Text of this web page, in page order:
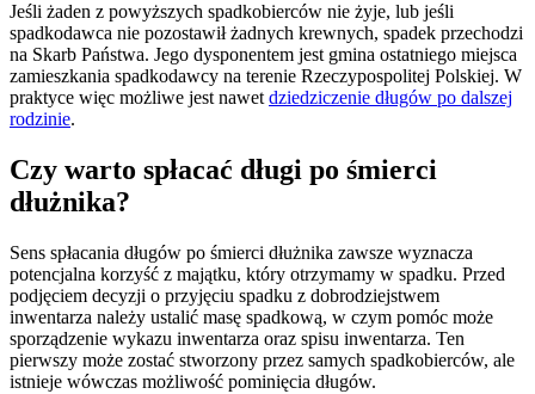
Jeśli żaden z powyższych spadkobierców nie żyje, lub jeśli
spadkodawca nie pozostawił żadnych krewnych, spadek przechodzi
na Skarb Państwa. Jego dysponentem jest gmina ostatniego miejsca
zamieszkania spadkodawcy na terenie Rzeczypospolitej Polskiej. W
praktyce więc możliwe jest nawetdziedziczenie długów po dalszej
rodzinie.
Czy warto spłacać długi po śmierci
dłużnika?
Sens spłacania długów po śmierci dłużnika zawsze wyznacza
potencjalna korzyść z majątku, który otrzymamy w spadku. Przed
podjęciem decyzji o przyjęciu spadku z dobrodziejstwem
inwentarza należy ustalić masę spadkową, w czym pomóc może
sporządzenie wykazu inwentarza oraz spisu inwentarza. Ten
pierwszy może zostać stworzony przez samych spadkobierców, ale
istnieje wówczas możliwość pominięcia długów.